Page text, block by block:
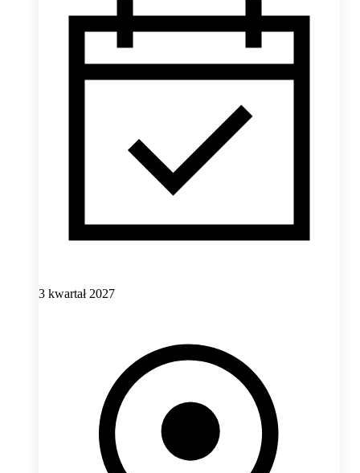
3 kwartał 2027